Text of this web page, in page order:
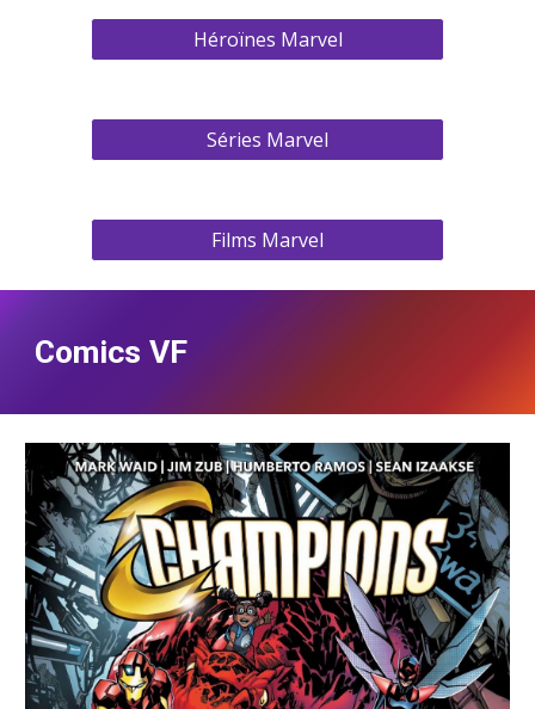
Héroïnes Marvel
Séries Marvel
Films Marvel
Comics VF